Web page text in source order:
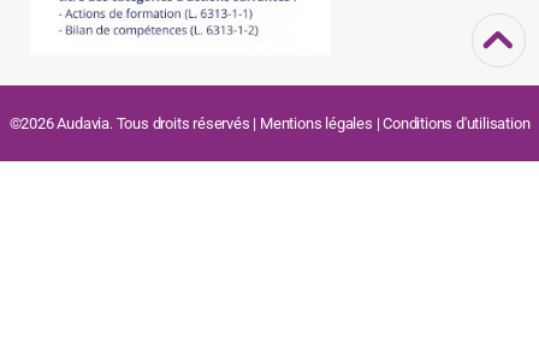
©2026 Audavia. Tous droits réservés | Mentions légales |Conditions d'utilisation